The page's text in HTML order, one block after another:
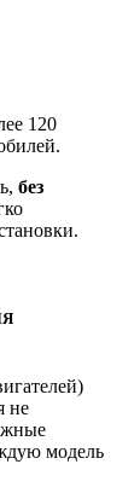
120
без
не
модель